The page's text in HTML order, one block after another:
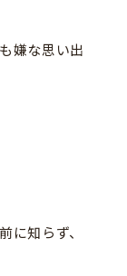
嫌な思い出
に知らず、